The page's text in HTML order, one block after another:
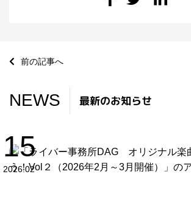
前の記事へ
NEWS 最新のお知らせ
15
2026.02